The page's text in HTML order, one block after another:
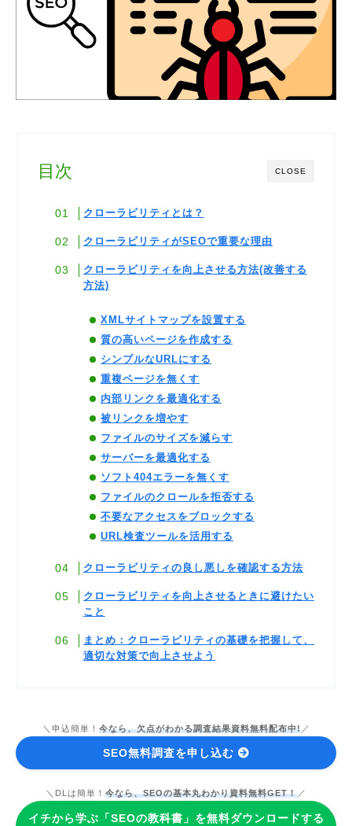
CLOSE
目次
クローラビリティとは？
クローラビリティがSEOで重要な理由
クローラビリティを向上させる方法(改善する
方法)
XMLサイトマップを設置する
質の高いページを作成する
シンプルなURLにする
重複ページを無くす
内部リンクを最適化する
被リンクを増やす
ファイルのサイズを減らす
サーバーを最適化する
ソフト404エラーを無くす
ファイルのクロールを拒否する
不要なアクセスをブロックする
URL検査ツールを活用する
クローラビリティの良し悪しを確認する方法
クローラビリティを向上させるときに避けたい
こと
まとめ：クローラビリティの基礎を把握して、
適切な対策で向上させよう
＼申込簡単！ 今なら、欠点がわかる調査結果資料無料配布中!／
SEO無料調査を申し込む
＼DLは簡単！ 今なら、SEOの基本丸わかり資料無料GET！ ／
イチから学ぶ「SEOの教科書」を無料ダウンロードする